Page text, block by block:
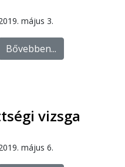
május 3.
Bővebben...
vizsga
május 6.